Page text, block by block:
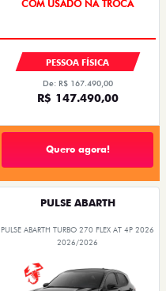
COM USADO NA TROCA
PESSOA FÍSICA
De: R$ 167.490,00
R$ 147.490,00
Quero agora!
PULSE ABARTH
PULSE ABARTH TURBO 270 FLEX AT 4P 2026
2026/2026